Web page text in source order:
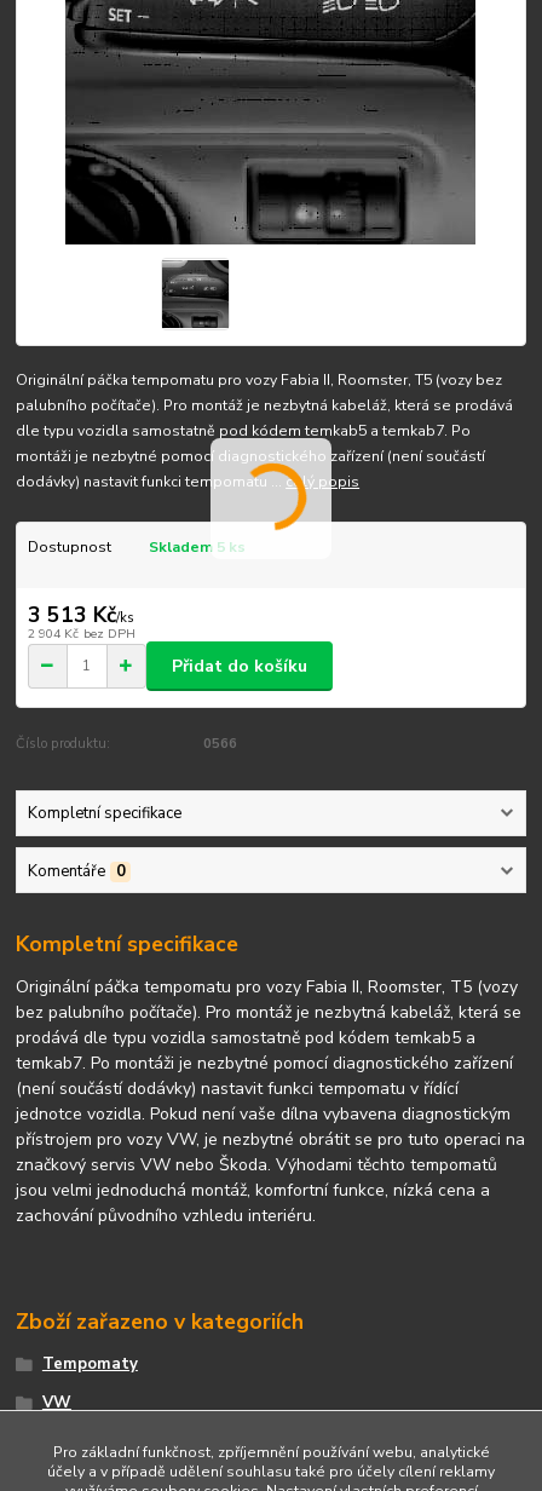
Originální páčka tempomatu pro vozy Fabia II, Roomster, T5 (vozy bez
palubního počítače). Pro montáž je nezbytná kabeláž, která se prodává
dle typu vozidla samostatně pod kódem temkab5 a temkab7. Po
montáži je nezbytné pomocí diagnostického zařízení (není součástí
dodávky) nastavit funkci tempomatu ...celý popis
Dostupnost Skladem 5 ks
3 513 Kč/ks
2 904 Kč bez DPH
Přidat do košíku
Číslo produktu: 0566
Kompletní specifikace
Komentáře 0
Kompletní specifikace
Originální páčka tempomatu pro vozy Fabia II, Roomster, T5 (vozy
bez palubního počítače). Pro montáž je nezbytná kabeláž, která se
prodává dle typu vozidla samostatně pod kódem temkab5 a
temkab7. Po montáži je nezbytné pomocí diagnostického zařízení
(není součástí dodávky) nastavit funkci tempomatu v řídící
jednotce vozidla. Pokud není vaše dílna vybavena diagnostickým
přístrojem pro vozy VW, je nezbytné obrátit se pro tuto operaci na
značkový servis VW nebo Škoda. Výhodami těchto tempomatů
jsou velmi jednoduchá montáž, komfortní funkce, nízká cena a
zachování původního vzhledu interiéru.
Zboží zařazeno v kategoriích
Tempomaty
VW
Pro základní funkčnost, zpříjemnění používání webu, analytické
účely a v případě udělení souhlasu také pro účely cílení reklamy